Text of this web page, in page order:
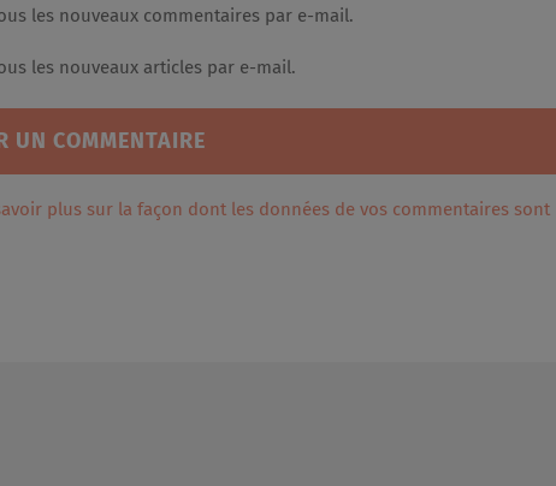
les nouveaux commentaires par e-mail.
les nouveaux articles par e-mail.
plus sur la façon dont les données de vos commentaires sont